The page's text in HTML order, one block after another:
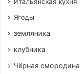
Итальянская кухня
Ягоды
земляника
клубника
Чёрная смородина